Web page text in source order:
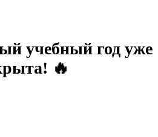
учебный год уже
🔥